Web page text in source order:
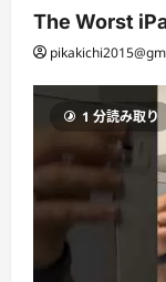
The Worst
1 分読み取り